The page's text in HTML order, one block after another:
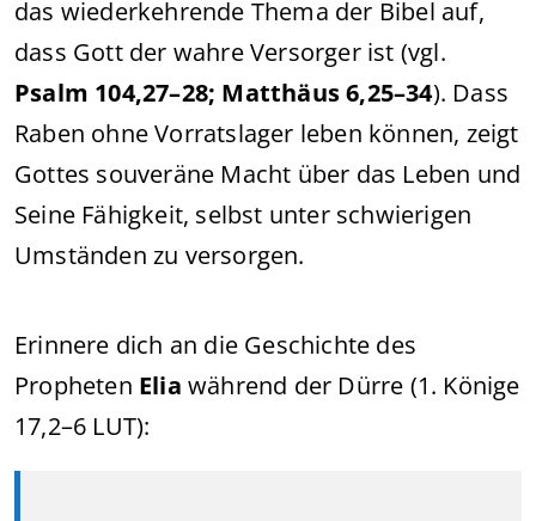
das wiederkehrende Thema der Bibel auf,
dass Gott der wahre Versorger ist (vgl.
Psalm 104,27–28; Matthäus 6,25–34). Dass
Raben ohne Vorratslager leben können, zeigt
Gottes souveräne Macht über das Leben und
Seine Fähigkeit, selbst unter schwierigen
Umständen zu versorgen.
Erinnere dich an die Geschichte des
Propheten Elia während der Dürre (1. Könige
17,2–6 LUT):